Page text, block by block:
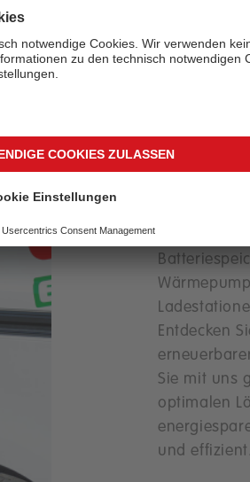
und
Entdecken
Sie mit uns
optimalen
und effizient.